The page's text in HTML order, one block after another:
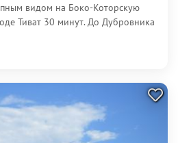
видом на Боко-Которскую
Тиват 30 минут. До Дубровника